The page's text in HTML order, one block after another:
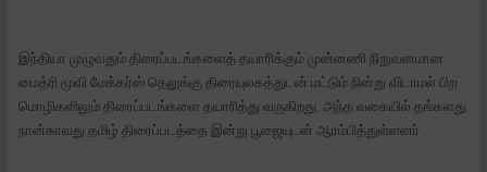
இந்தியா முழுவதும் திரைப்படங்களைத் தயாரிக்கும் முன்னணி நிறுவனமான
மைத்ரி மூவி மேக்கர்ஸ் தெலுங்கு திரையுலகத்துடன் மட்டும் நின்று விடாமல் பிற
மொழிகளிலும் திரைப்படங்களை தயாரித்து வருகிறது. அந்த வகையில் தங்களது
நான்காவது தமிழ் திரைப்படத்தை இன்று பூஜையுடன் ஆரம்பித்துள்ளனர் .